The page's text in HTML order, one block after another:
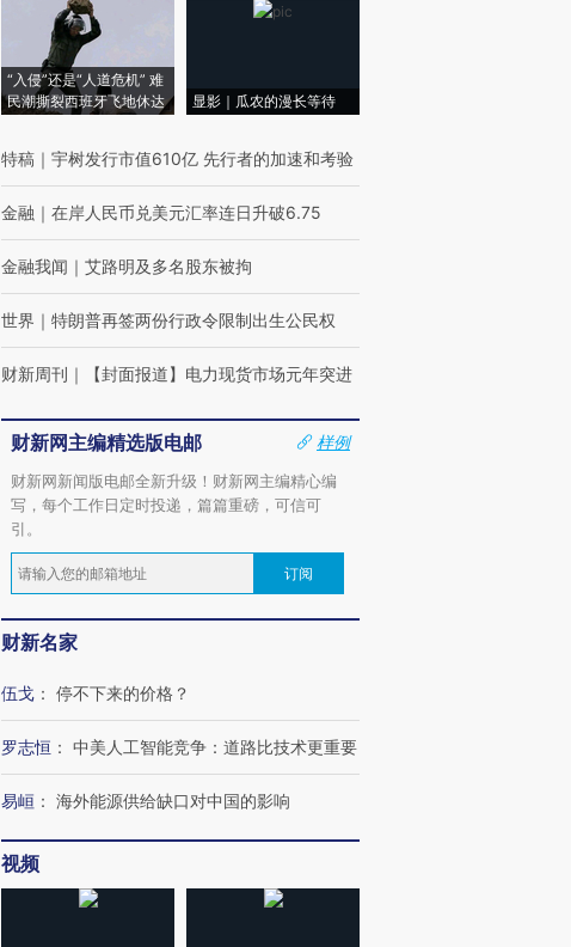
“入侵”还是“人道危机” 难
民潮撕裂西班牙飞地休达
显影｜瓜农的漫长等待
特稿 ｜ 宇树发行市值610亿 先行者的加速和考验
金融 ｜ 在岸人民币兑美元汇率连日升破6.75
金融我闻 ｜ 艾路明及多名股东被拘
世界 ｜ 特朗普再签两份行政令限制出生公民权
财新周刊 ｜ 【封面报道】电力现货市场元年突进
财新网主编精选版电邮
样例
财新网新闻版电邮全新升级！财新网主编精心编
写，每个工作日定时投递，篇篇重磅，可信可
引。
订阅
财新名家
伍戈 ： 停不下来的价格？
罗志恒 ： 中美人工智能竞争：道路比技术更重要
易峘 ： 海外能源供给缺口对中国的影响
视频